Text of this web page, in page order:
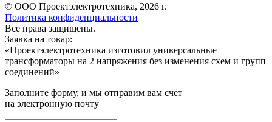
© ООО Проектэлектротехника, 2026 г.
Политика конфиденциальности
Все права защищены.
Заявка на товар:
«Проектэлектротехника изготовил универсальные
трансформаторы на 2 напряжения без изменения схем и групп
соединений»
Заполните форму, и мы отправим вам счёт
на электронную почту